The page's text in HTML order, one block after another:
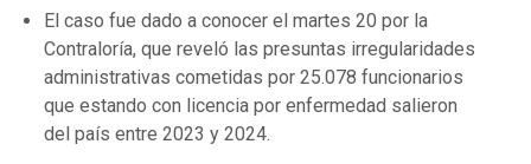
El caso fue dado a conocer el martes 20 por la
Contraloría, que reveló las presuntas irregularidades
administrativas cometidas por 25.078 funcionarios
que estando con licencia por enfermedad salieron
del país entre 2023 y 2024.